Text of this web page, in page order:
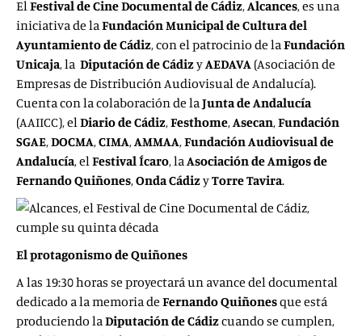
ElFestival de Cine Documental de Cádiz,Alcances, es una
iniciativa de laFundación Municipal de Cultura del
Ayuntamientode Cádiz, con el patrocinio de laFundación
Unicaja, la Diputación de CádizyAEDAVA (Asociación de
Empresas de Distribución Audiovisual de Andalucía).
Cuenta con la colaboración de laJunta de Andalucía
(AAIICC), elDiario de Cádiz,Festhome,Asecan,Fundación
SGAE,DOCMA,CIMA,AMMAA,Fundación Audiovisual de
Andalucía, elFestival Ícaro, laAsociación de Amigos de
Fernando Quiñones,Onda CádizyTorre Tavira.
El protagonismo de Quiñones
A las 19:30 horas se proyectará un avance del documental
dedicado a la memoria de Fernando Quiñonesque está
produciendo laDiputación de Cádizcuando se cumplen,